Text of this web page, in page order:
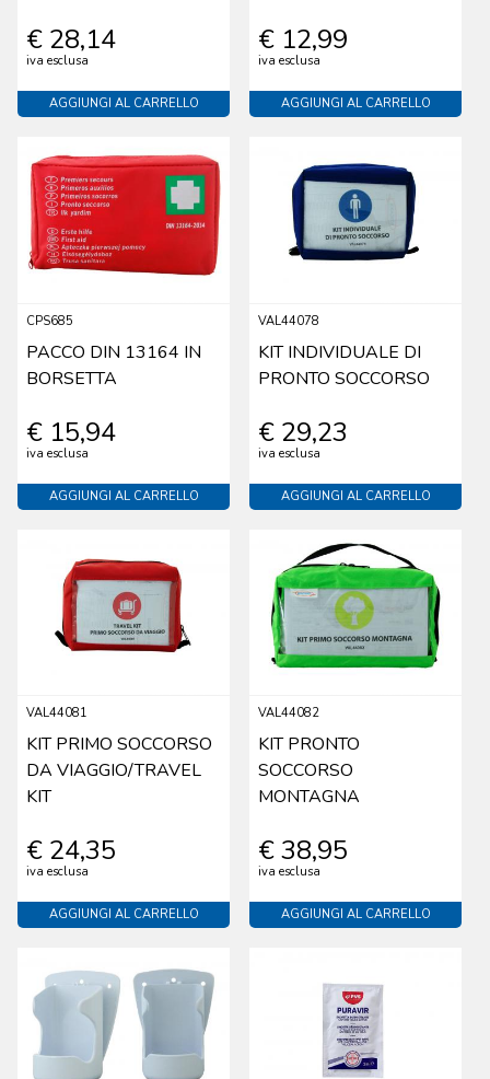
€ 28,14
iva esclusa
AGGIUNGI AL CARRELLO
€ 12,99
iva esclusa
AGGIUNGI AL CARRELLO
CPS685
PACCO DIN 13164 IN
BORSETTA
€ 15,94
iva esclusa
AGGIUNGI AL CARRELLO
VAL44078
KIT INDIVIDUALE DI
PRONTO SOCCORSO
€ 29,23
iva esclusa
AGGIUNGI AL CARRELLO
VAL44081
KIT PRIMO SOCCORSO
DA VIAGGIO/TRAVEL
KIT
€ 24,35
iva esclusa
AGGIUNGI AL CARRELLO
VAL44082
KIT PRONTO
SOCCORSO
MONTAGNA
€ 38,95
iva esclusa
AGGIUNGI AL CARRELLO